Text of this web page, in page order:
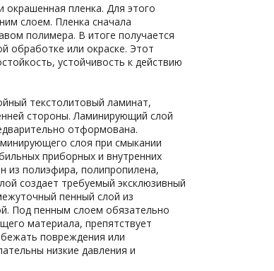
окрашенная пленка. Для этого
слоем. Пленка сначала
полимера. В итоге получается
обработке или окраске. Этот
устойчивость к действию
текстолитовый ламинат,
стороны. Ламинирующий слой
отформована.
слоя при смыкании
приборных и внутренних
полиэфира, полипропилена,
создает требуемый эксклюзивный
пенный слой из
Под пенным слоем обязательно
материала, препятствует
повреждения или
низкие давления и